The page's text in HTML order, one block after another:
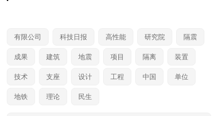
有限公司 科技日报 高性能 研究院 隔震
成果 建筑 地震 项目 隔离 装置
技术 支座 设计 工程 中国 单位
地铁 理论 民生